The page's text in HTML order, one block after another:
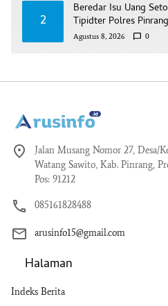
2
Beredar Isu Uang
Tipidter Polres
Agustus 8, 2026 0
Jalan Musang Nomor 27, Desa/
Watang Sawito, Kab. Pinrang,
Pos: 91212
085161828488
arusinfo15@gmail.com
Halaman
Indeks Berita